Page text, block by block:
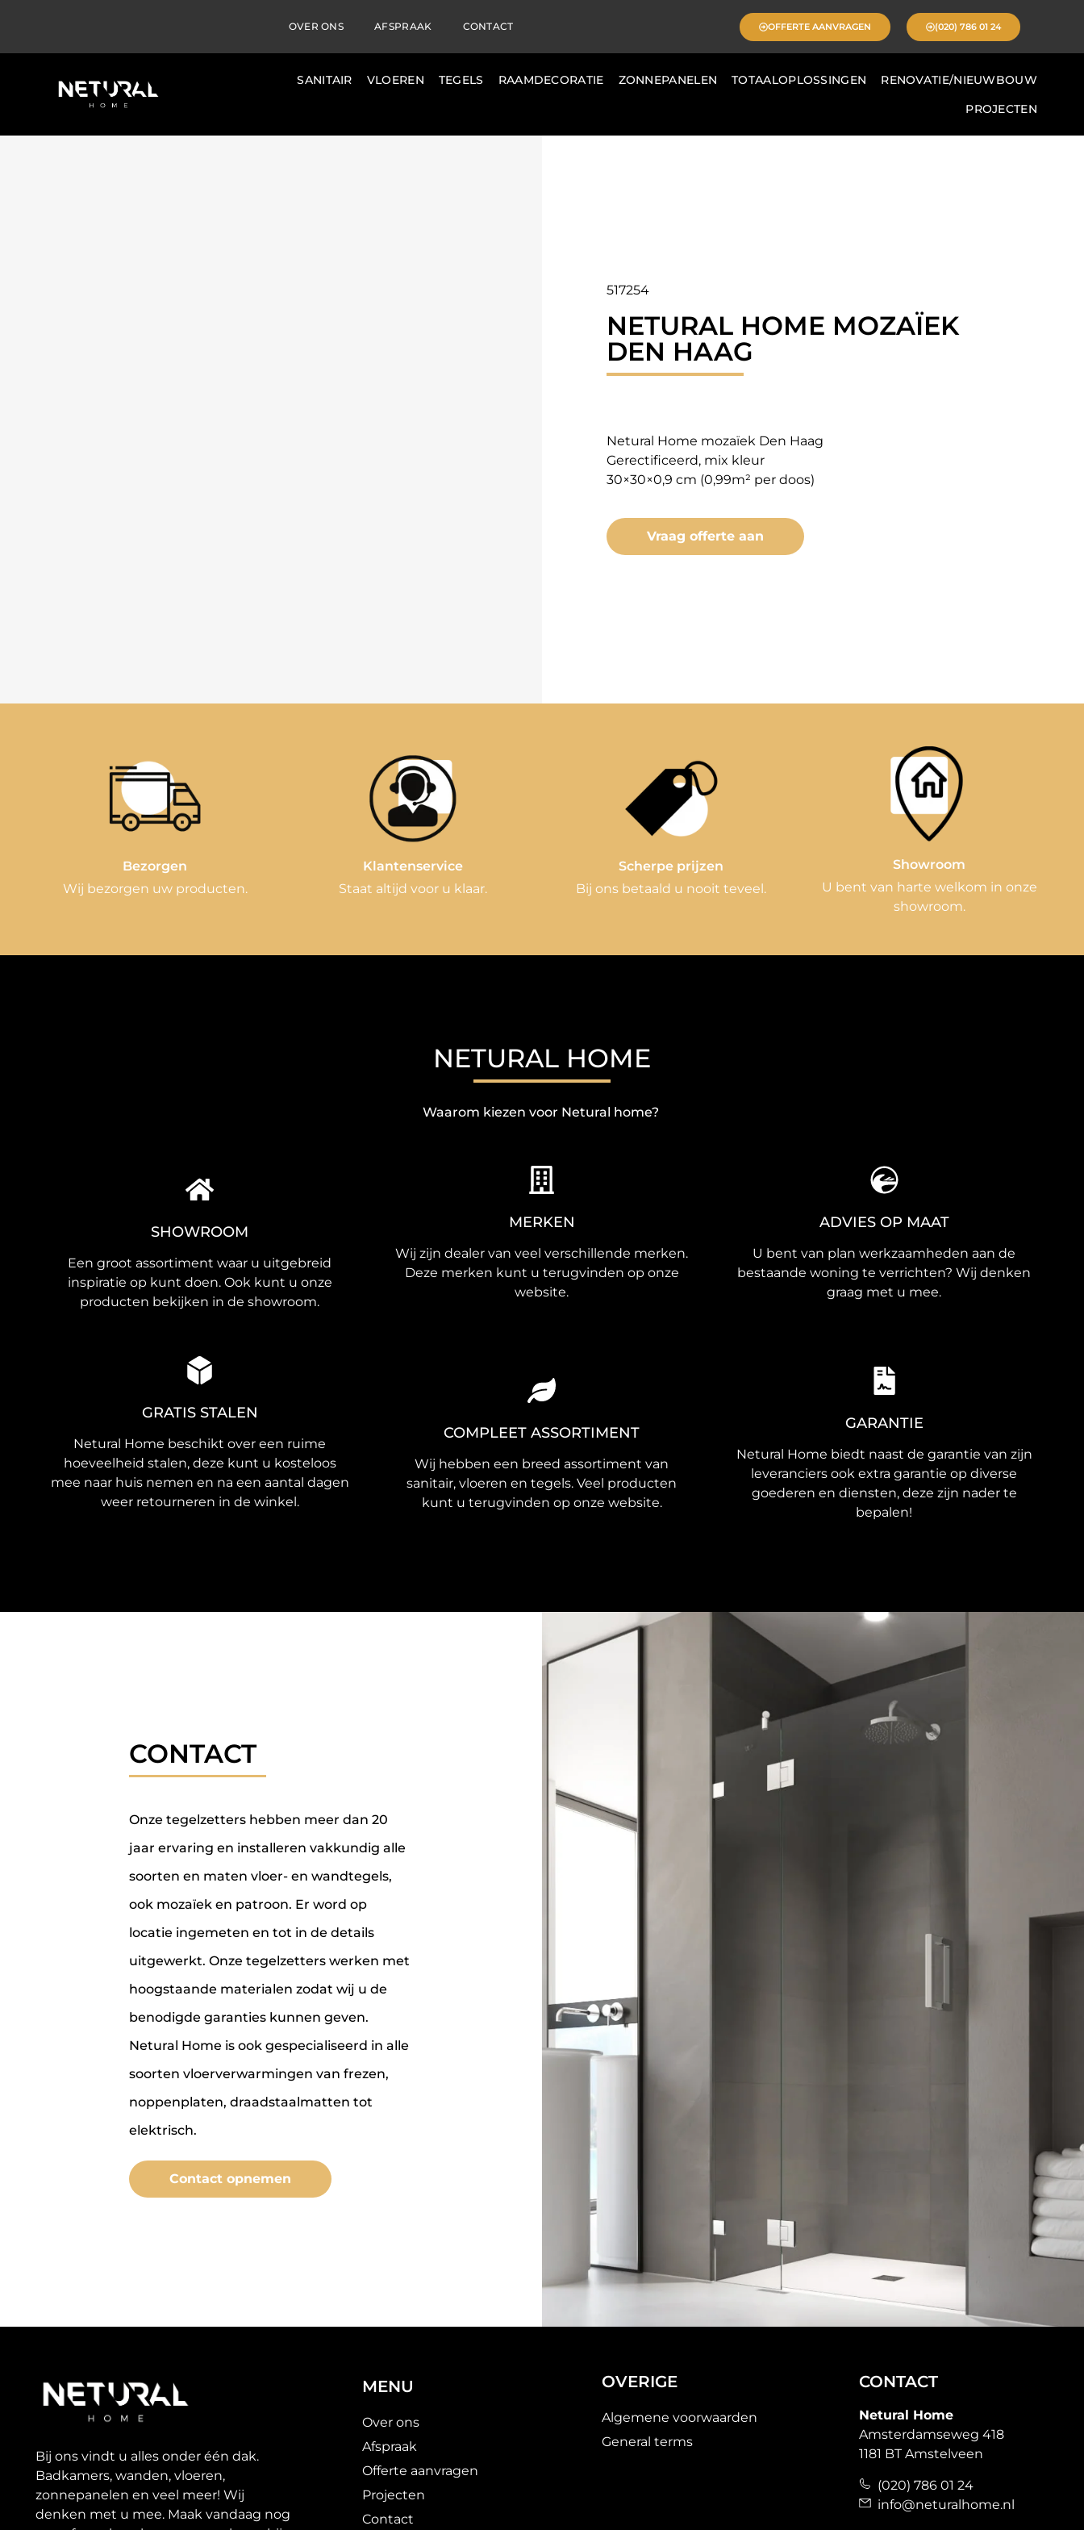
OVER ONS AFSPRAAK CONTACT OFFERTE AANVRAGEN (020) 786 01 24
SANITAIR VLOEREN TEGELS RAAMDECORATIE ZONNEPANELEN TOTAALOPLOSSINGEN
RENOVATIE/NIEUWBOUW
PROJECTEN
517254
NETURAL HOME MOZAÏEK
DEN HAAG
Netural Home mozaïek Den Haag
Gerectificeerd, mix kleur
30×30×0,9 cm (0,99m² per doos)
Vraag offerte aan
Bezorgen
Wij bezorgen uw producten.
Klantenservice
Staat altijd voor u klaar.
Scherpe prijzen
Bij ons betaald u nooit teveel.
Showroom
U bent van harte welkom in onze
showroom.
NETURAL HOME
Waarom kiezen voor Netural home?
SHOWROOM
Een groot assortiment waar u uitgebreid
inspiratie op kunt doen. Ook kunt u onze
producten bekijken in de showroom.
MERKEN
Wij zijn dealer van veel verschillende merken.
Deze merken kunt u terugvinden op onze
website.
ADVIES OP MAAT
U bent van plan werkzaamheden aan de
bestaande woning te verrichten? Wij denken
graag met u mee.
GRATIS STALEN
Netural Home beschikt over een ruime
hoeveelheid stalen, deze kunt u kosteloos
mee naar huis nemen en na een aantal dagen
weer retourneren in de winkel.
COMPLEET ASSORTIMENT
Wij hebben een breed assortiment van
sanitair, vloeren en tegels. Veel producten
kunt u terugvinden op onze website.
GARANTIE
Netural Home biedt naast de garantie van zijn
leveranciers ook extra garantie op diverse
goederen en diensten, deze zijn nader te
bepalen!
CONTACT
Onze tegelzetters hebben meer dan 20
jaar ervaring en installeren vakkundig alle
soorten en maten vloer- en wandtegels,
ook mozaïek en patroon. Er word op
locatie ingemeten en tot in de details
uitgewerkt. Onze tegelzetters werken met
hoogstaande materialen zodat wij u de
benodigde garanties kunnen geven.
Netural Home is ook gespecialiseerd in alle
soorten vloerverwarmingen van frezen,
noppenplaten, draadstaalmatten tot
elektrisch.
Contact opnemen
Bij ons vindt u alles onder één dak.
Badkamers, wanden, vloeren,
zonnepanelen en veel meer! Wij
denken met u mee. Maak vandaag nog
MENU
Over ons
Afspraak
Offerte aanvragen
Projecten
Contact
OVERIGE
Algemene voorwaarden
General terms
CONTACT
Netural Home
Amsterdamseweg 418
1181 BT Amstelveen
(020) 786 01 24
info@neturalhome.nl